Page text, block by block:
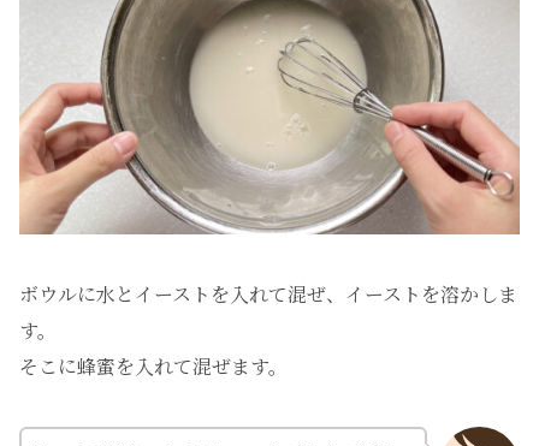
ボウルに水とイーストを入れて混ぜ、イーストを溶かしま
す。
そこに蜂蜜を入れて混ぜます。